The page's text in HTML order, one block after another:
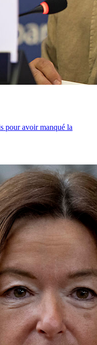
pour avoir manqué la